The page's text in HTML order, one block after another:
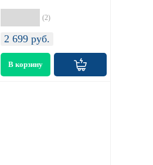
(2)
2 699руб.